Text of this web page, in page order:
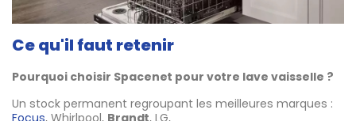
Ce qu'il faut retenir
Pourquoi choisir Spacenet pour votre lave vaisselle ?
Un stock permanent regroupant les meilleures marques :
Focus, Whirlpool, Brandt, LG,